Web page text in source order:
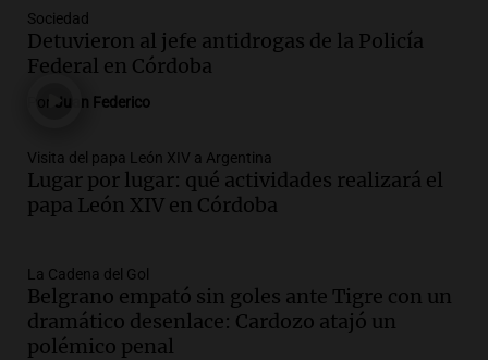
Audio.
Córdoba homenajeó a León XIV con una
pizza esculpida con su rostro
Episodios
Audio.Córdoba jugará un papel clave en
la visita del Papa León XIV a Argentina
Panorama Federal
Audio.Boca se impone a Estudiantes
con gol de Azcácibar en un sólido
desempeño del equipo
Noticias
Sociedad
Detuvieron al jefe antidrogas de la Policía
Federal en Córdoba
Juan Federico
Visita del papa León XIV a Argentina
Lugar por lugar: qué actividades realizará el
papa León XIV en Córdoba
La Cadena del Gol
Belgrano empató sin goles ante Tigre con un
dramático desenlace: Cardozo atajó un
polémico penal